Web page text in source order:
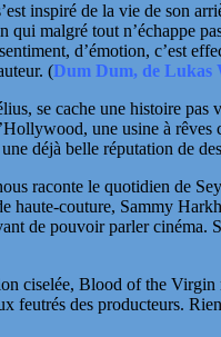
inspiré de la vie de son
malgré tout n’échappe
d’émotion, c’est
(Dum Dum, de Lukas
se cache une histoire
une usine à rêves
déjà belle réputation de
raconte le quotidien de
haute-couture, Sammy
de pouvoir parler
ciselée, Blood of the
feutrés des producteurs.